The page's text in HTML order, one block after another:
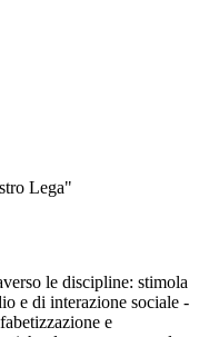
Lega"
le discipline: stimola
e di interazione sociale -
e